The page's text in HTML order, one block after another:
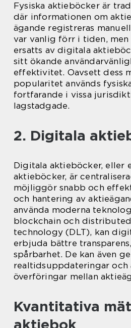
Fysiska aktieböcker är
där informationen om
ägande registreras
var vanlig förr i tiden, men
ersatts av digitala
sitt ökande
effektivitet. Oavsett dess
popularitet används
fortfarande i vissa
lagstadgade.
2. Digitala
Digitala aktieböcker, eller
aktieböcker, är
möjliggör snabb och
och hantering av
använda moderna
blockchain och
technology (DLT), kan
erbjuda bättre
spårbarhet. De kan även ge
realtidsuppdateringar och
överföringar mellan
Kvantitativa